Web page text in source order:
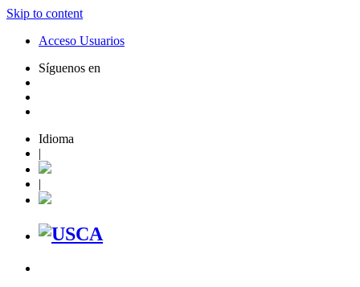
Skip to content
Acceso Usuarios
Síguenos en
Idioma
|
|